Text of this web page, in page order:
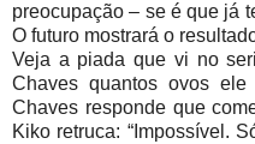
preocupação – se é que já
O futuro mostrará o
Veja a piada que vi no
Chaves quantos ovos
Chaves responde que
Kiko retruca: “Impossível.